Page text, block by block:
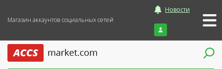
Магазин аккаунтов социальных сетей
Новости
Войти